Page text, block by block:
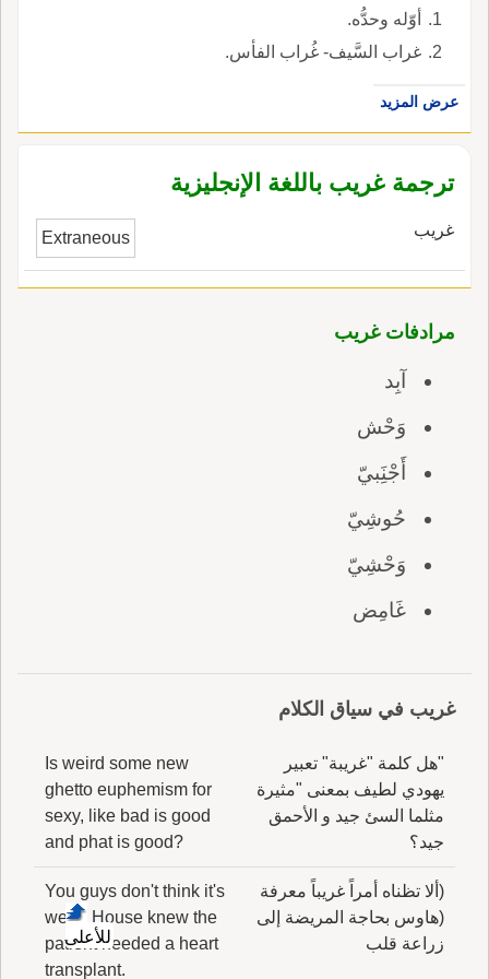
أوّله وحدُّه.
غراب السَّيف- غُراب الفأس.
عرض المزيد
ترجمة غريب باللغة الإنجليزية
غريب Extraneous
مرادفات غريب
آبِد
وَحْش
أَجْنَِبيّ
حُوشِيّ
وَحْشِيّ
غَامِض
غريب في سياق الكلام
"هل كلمة "غريبة" تعبير
يهودي لطيف بمعنى "مثيرة
مثلما السئ جيد و الأحمق
جيد؟
Is weird some new
ghetto euphemism for
sexy, like bad is good
and phat is good?
(ألا تظناه أمراً غريباً معرفة
(هاوس بحاجة المريضة إلى
زراعة قلب
You guys don't think it's
weird House knew the
patient needed a heart
transplant.
للأعلى